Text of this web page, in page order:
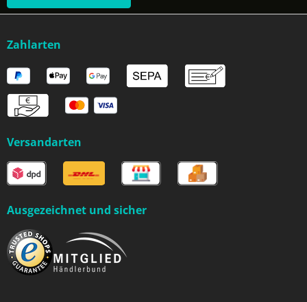
Zahlarten
Versandarten
Ausgezeichnet und sicher